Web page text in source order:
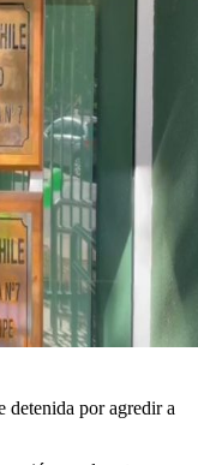
detenida por agredir a